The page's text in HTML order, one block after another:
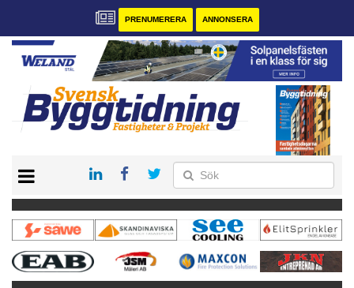
PRENUMERERA ANNONSERA
PRENUMERERA
VÅRA ANDRA MAGASIN
ANNONSERA
KONTAKT